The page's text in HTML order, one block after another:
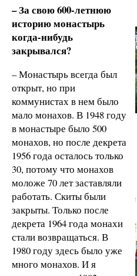
– За свою 600-летнюю
историю монастырь
когда-нибудь
закрывался?
– Монастырь всегда был
открыт, но при
коммунистах в нем было
мало монахов. В 1948 году
в монастыре было 500
монахов, но после декрета
1956 года осталось только
30, потому что монахов
моложе 70 лет заставляли
работать. Скиты были
закрыты. Только после
декрета 1964 года монахи
стали возвращаться. В
1980 году здесь было уже
много монахов. И я